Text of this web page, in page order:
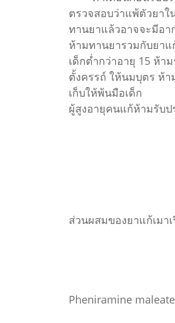
ตรวจสอบว่าแพ้ตัวยา
ทานยาแล้วอาจจะมีอา
ห้ามทานยารวมกับยา
เด็กต่ำกว่าอายุ 15 ห้า
ตั้งครรถ์ ให้นมบุตร ห้า
เก็บให้พ้นมือเด็ก
ผู้สูงอายุคนแก้ห้ามรับ
ส่วนผสมของยาแก้เมา
Pheniramine